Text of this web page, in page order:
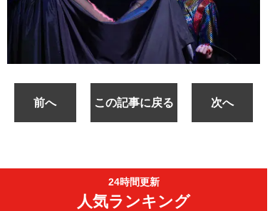
前へ この記事に戻る 次へ
24時間更新
人気ランキング